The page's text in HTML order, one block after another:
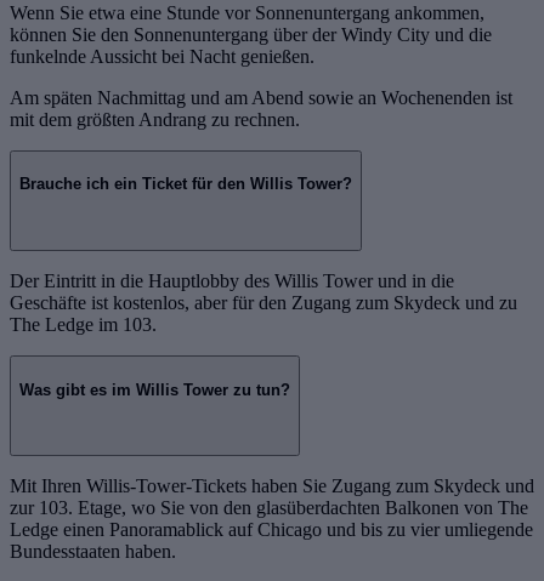
Wenn Sie etwa eine Stunde vor Sonnenuntergang ankommen,
können Sie den Sonnenuntergang über der Windy City und die
funkelnde Aussicht bei Nacht genießen.
Am späten Nachmittag und am Abend sowie an Wochenenden ist
mit dem größten Andrang zu rechnen.
Brauche ich ein Ticket für den Willis Tower?
Der Eintritt in die Hauptlobby des Willis Tower und in die
Geschäfte ist kostenlos, aber für den Zugang zum Skydeck und zu
The Ledge im 103.
Was gibt es im Willis Tower zu tun?
Mit Ihren Willis-Tower-Tickets haben Sie Zugang zum Skydeck und
zur 103. Etage, wo Sie von den glasüberdachten Balkonen von The
Ledge einen Panoramablick auf Chicago und bis zu vier umliegende
Bundesstaaten haben.